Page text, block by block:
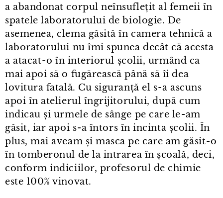
a abandonat corpul neînsuflețit al femeii în
spatele laboratorului de biologie. De
asemenea, clema găsită în camera tehnică a
laboratorului nu îmi spunea decât că acesta
a atacat⁠-⁠o în interiorul școlii, urmând ca
mai apoi să o fugărească până să îi dea
lovitura fatală. Cu siguranță el s⁠-⁠a ascuns
apoi în atelierul îngrijitorului, după cum
indicau și urmele de sânge pe care le⁠-⁠am
găsit, iar apoi s⁠-⁠a întors în incinta școlii. În
plus, mai aveam și masca pe care am găsit⁠-⁠o
în tomberonul de la intrarea în școală, deci,
conform indiciilor, profesorul de chimie
este 100% vinovat.